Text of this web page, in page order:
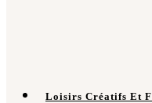
Loisirs Créatifs Et